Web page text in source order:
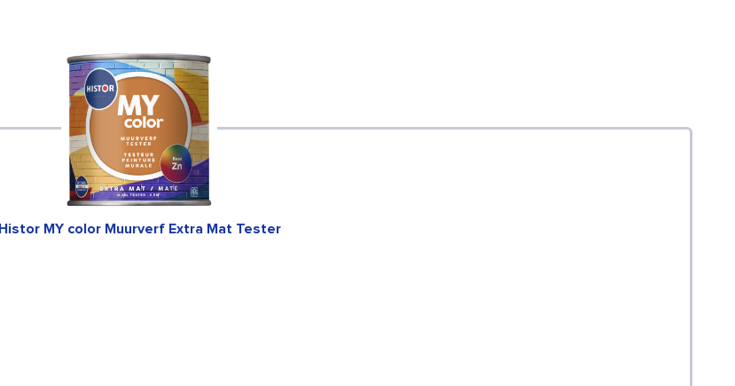
Histor MY color Muurverf Extra Mat Tester